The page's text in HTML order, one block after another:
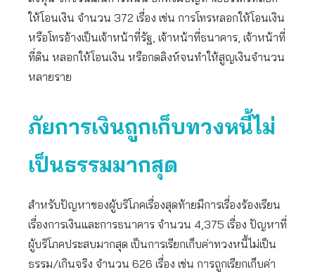
ให้โอนเงิน จำนวน 372 เรื่อง เช่น การโทรหลอกให้โอนเงิน
หรือโทรอ้างเป็นเจ้าหน้าที่รัฐ, เจ้าหน้าที่ธนาคาร, เจ้าหน้าที่
ที่ดิน หลอกให้โอนเงิน หรือกดลิงห์จนทำให้สูญเงินจำนวน
หลายราย
ภัยการเงินถูกเก็บทวงหนี้ไม่
เป็นธรรมมากสุด
สำหรับปัญหาของผู้บริโภคเรื่องสุดท้ายมีการเรื่องร้องเรียน
เรื่องการเงินและการธนาคาร จำนวน 4,375 เรื่อง ปัญหาที่
ผู้บริโภคประสบมากสุด เป็นการเรียกเก็บค่าทวงหนี้ไม่เป็น
ธรรม/เกินจริง จำนวน 626 เรื่อง เช่น การถูกเรียกเก็บค่า